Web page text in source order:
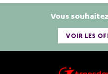
Vous
VOIR LES